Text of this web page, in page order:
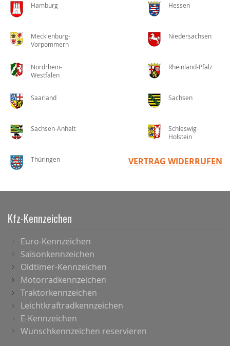
Hamburg Hessen
Mecklenburg-
Vorpommern
Niedersachsen
Nordrhein-
Westfalen
Rheinland-Pfalz
Saarland Sachsen
Sachsen-Anhalt
Schleswig-
Holstein
Thüringen VERTRAG WIDERRUFEN
Kfz-Kennzeichen
Euro-Kennzeichen
Saisonkennzeichen
Oldtimer-Kennzeichen
Motorradkennzeichen
Traktorkennzeichen
Leichtkraftradkennzeichen
E-Kennzeichen
Wunschkennzeichen reservieren